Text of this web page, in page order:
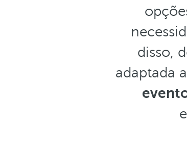
disso,
adaptada